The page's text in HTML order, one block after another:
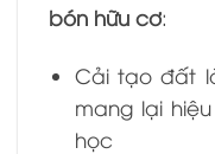
bón hữu cơ:
Cải tạo đất
mang lại
học